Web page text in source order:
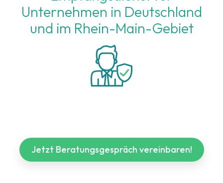
Unternehmen in Deutschland
und im Rhein-Main-Gebiet
Jetzt Beratungsgespräch vereinbaren!